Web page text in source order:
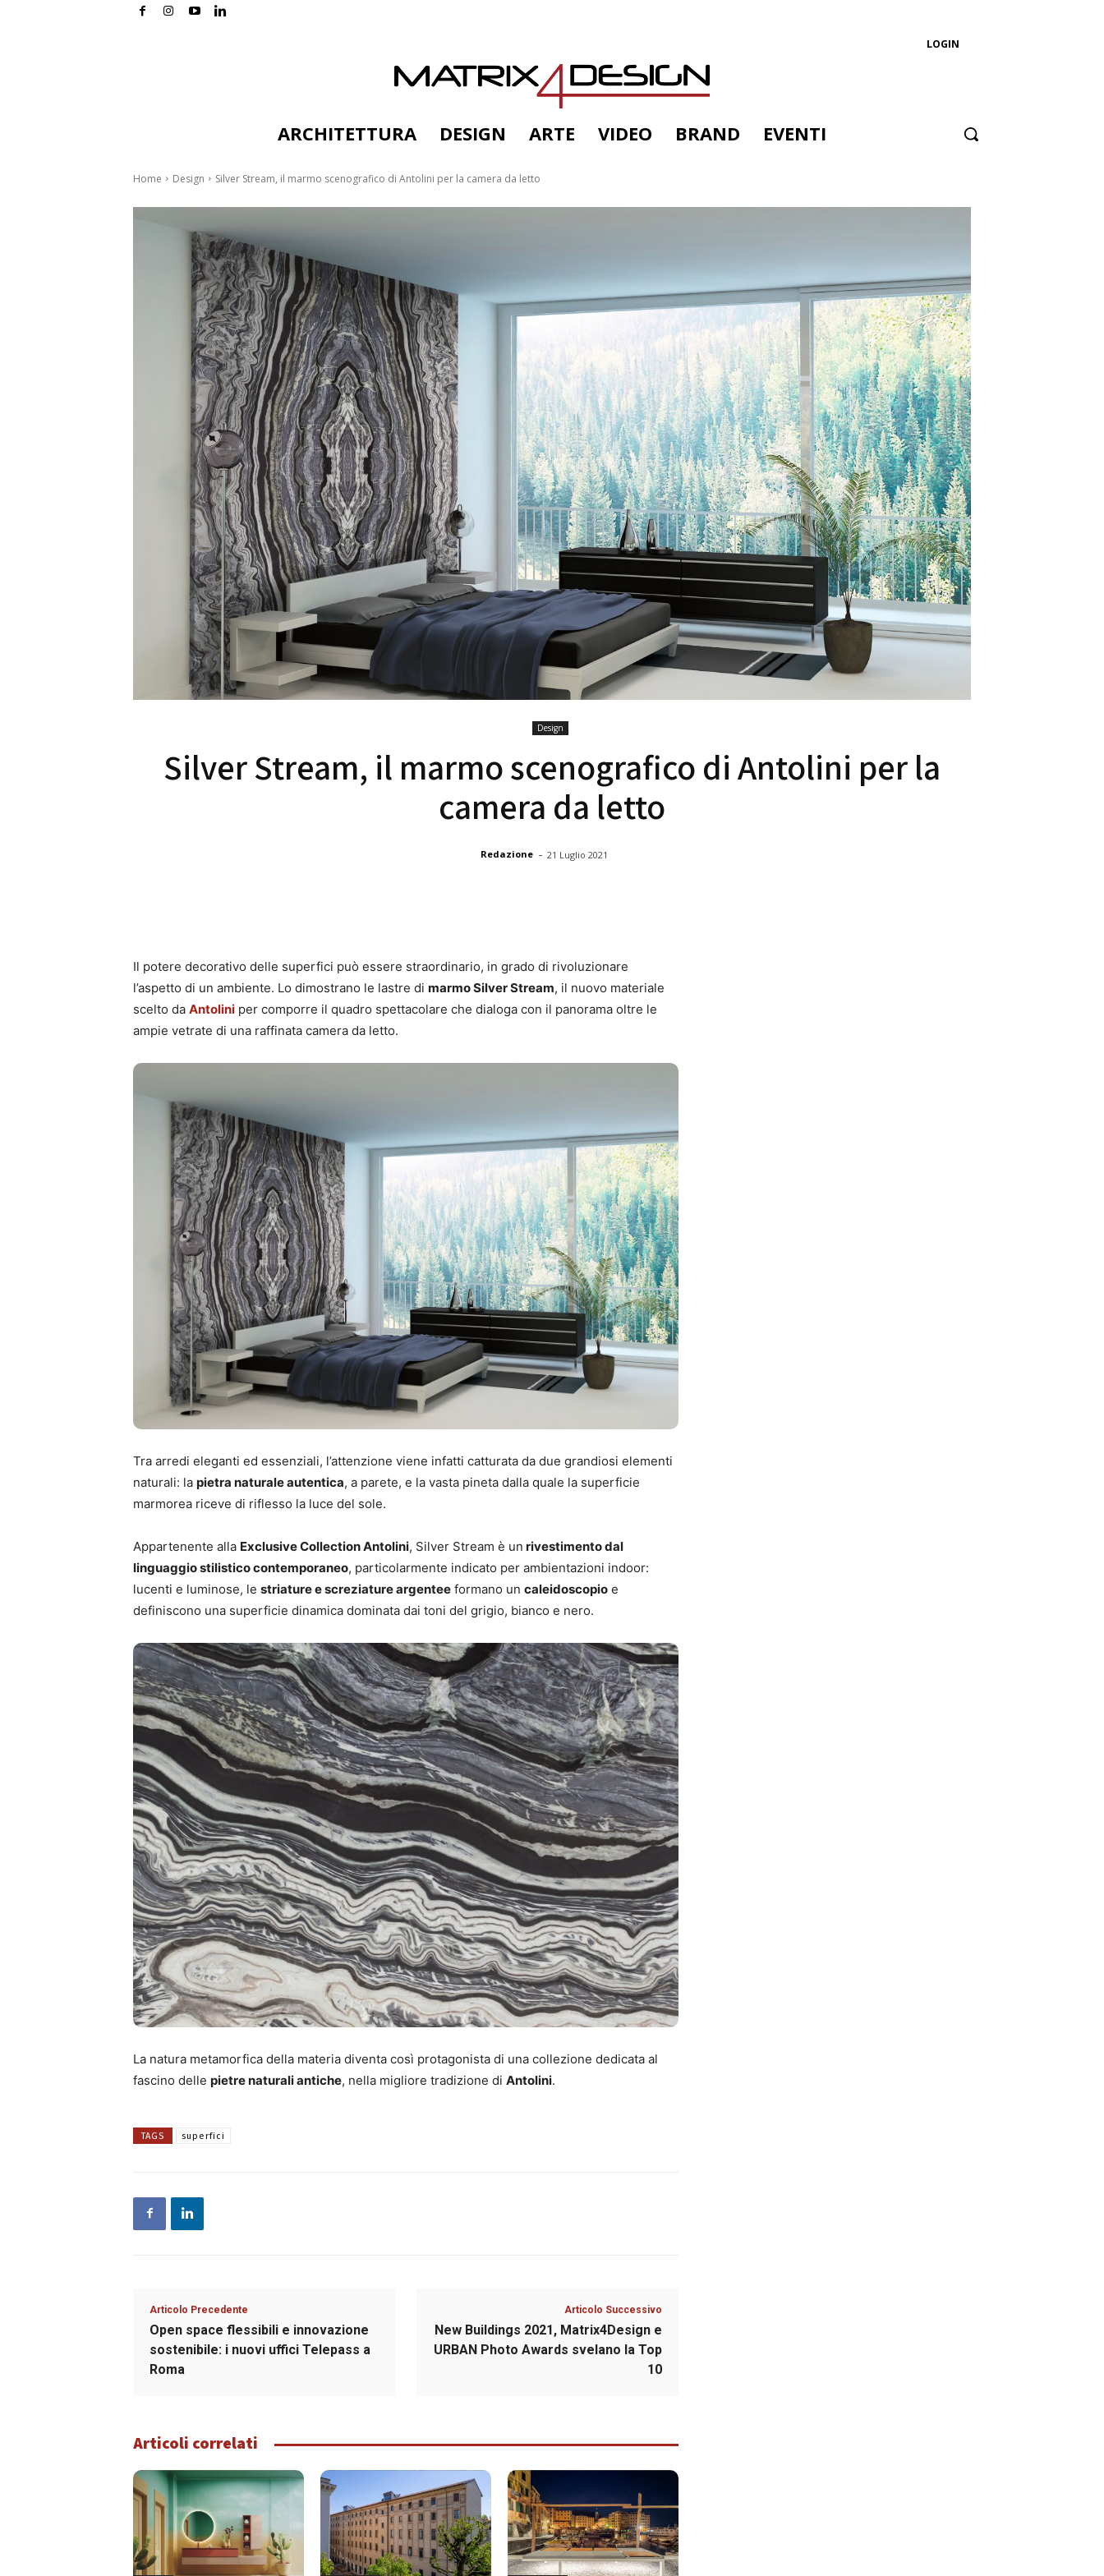
LOGIN
ARCHITETTURA DESIGN ARTE VIDEO BRAND EVENTI
Home Design Silver Stream, il marmo scenografico di Antolini per la camera da letto
Design
Silver Stream, il marmo scenografico di Antolini per la
camera da letto
Redazione - 21 Luglio 2021
Il potere decorativo delle superfici può essere straordinario, in grado di rivoluzionare
l’aspetto di un ambiente. Lo dimostrano le lastre di marmo Silver Stream, il nuovo materiale
scelto da Antolini per comporre il quadro spettacolare che dialoga con il panorama oltre le
ampie vetrate di una raffinata camera da letto.
Tra arredi eleganti ed essenziali, l’attenzione viene infatti catturata da due grandiosi elementi
naturali: la pietra naturale autentica, a parete, e la vasta pineta dalla quale la superficie
marmorea riceve di riflesso la luce del sole.
Appartenente alla Exclusive Collection Antolini, Silver Stream è un rivestimento dal
linguaggio stilistico contemporaneo, particolarmente indicato per ambientazioni indoor:
lucenti e luminose, le striature e screziature argentee formano un caleidoscopio e
definiscono una superficie dinamica dominata dai toni del grigio, bianco e nero.
La natura metamorfica della materia diventa così protagonista di una collezione dedicata al
fascino delle pietre naturali antiche, nella migliore tradizione di Antolini.
TAGS superfici
Articolo Precedente
Open space flessibili e innovazione
sostenibile: i nuovi uffici Telepass a
Roma
Articolo Successivo
New Buildings 2021, Matrix4Design e
URBAN Photo Awards svelano la Top
10
Articoli correlati